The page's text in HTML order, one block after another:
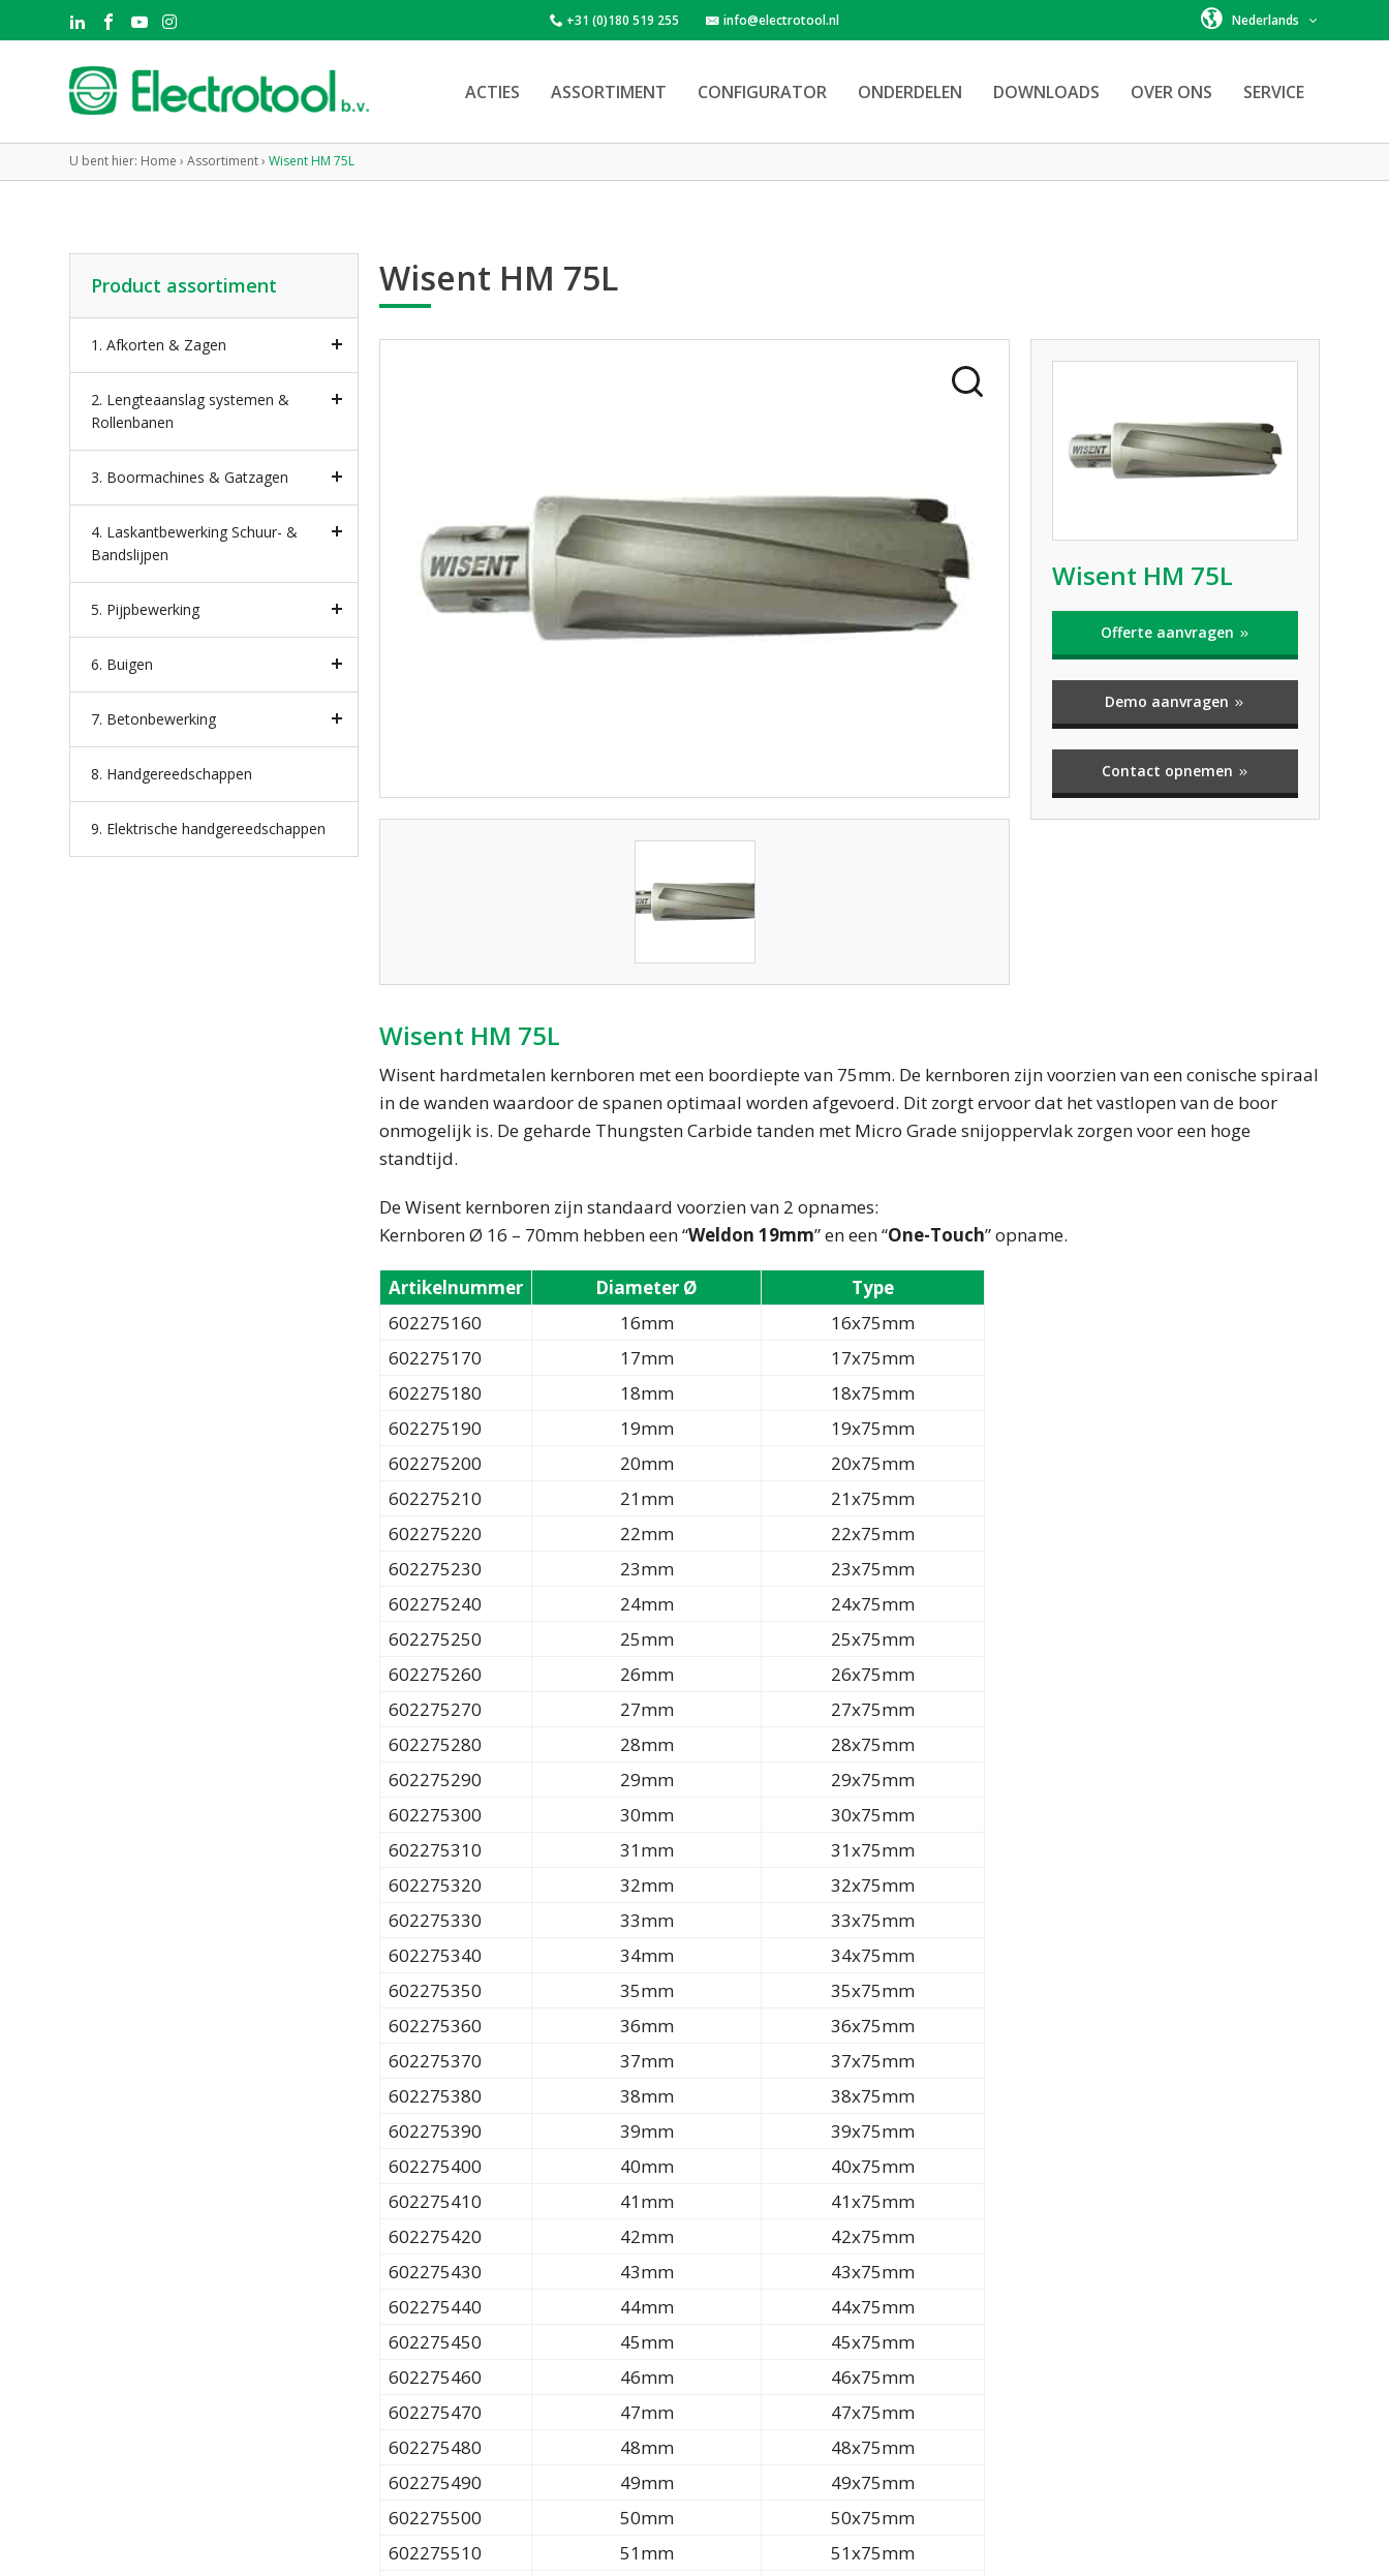
+31 (0)180 519 255 info@electrotool.nl Nederlands
ACTIES ASSORTIMENT CONFIGURATOR ONDERDELEN DOWNLOADS OVER ONS SERVICE
U bent hier: Home › Assortiment› Wisent HM 75L
Wisent HM 75L
Wisent HM 75L
Offerte aanvragen
Demo aanvragen
Contact opnemen
Wisent HM 75L
Wisent hardmetalen kernboren met een boordiepte van 75mm. De kernboren zijn voorzien van een conische spiraal
in de wanden waardoor de spanen optimaal worden afgevoerd. Dit zorgt ervoor dat het vastlopen van de boor
onmogelijk is. De geharde Thungsten Carbide tanden met Micro Grade snijoppervlak zorgen voor een hoge
standtijd.
De Wisent kernboren zijn standaard voorzien van 2 opnames:
Kernboren Ø 16 – 70mm hebben een “Weldon 19mm” en een “One-Touch” opname.
Artikelnummer Diameter Ø
Type
602275160
16mm
16x75mm
602275170
17mm
17x75mm
602275180
18mm
18x75mm
602275190
19mm
19x75mm
602275200
20mm
20x75mm
602275210
21mm
21x75mm
602275220
22mm
22x75mm
602275230
23mm
23x75mm
602275240
24mm
24x75mm
602275250
25mm
25x75mm
602275260
26mm
26x75mm
602275270
27mm
27x75mm
602275280
28mm
28x75mm
602275290
29mm
29x75mm
602275300
30mm
30x75mm
602275310
31mm
31x75mm
602275320
32mm
32x75mm
602275330
33mm
33x75mm
602275340
34mm
34x75mm
602275350
35mm
35x75mm
602275360
36mm
36x75mm
602275370
37mm
37x75mm
602275380
38mm
38x75mm
602275390
39mm
39x75mm
602275400
40mm
40x75mm
602275410
41mm
41x75mm
602275420
42mm
42x75mm
602275430
43mm
43x75mm
602275440
44mm
44x75mm
602275450
45mm
45x75mm
602275460
46mm
46x75mm
602275470
47mm
47x75mm
602275480
48mm
48x75mm
602275490
49mm
49x75mm
602275500
50mm
50x75mm
602275510
51mm
51x75mm
Product assortiment
1. Afkorten & Zagen
2. Lengteaanslag systemen &
Rollenbanen
3. Boormachines & Gatzagen
4. Laskantbewerking Schuur- &
Bandslijpen
5. Pijpbewerking
6. Buigen
7. Betonbewerking
8. Handgereedschappen
9. Elektrische handgereedschappen